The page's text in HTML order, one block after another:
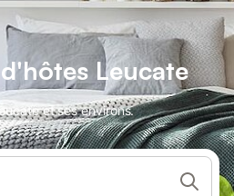
Leucate
et ses environs.